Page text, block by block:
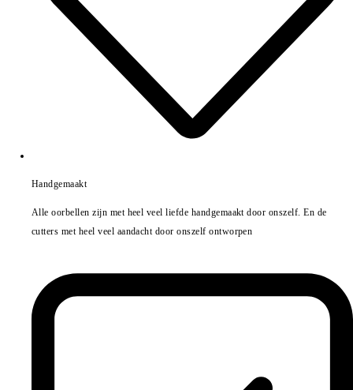
Handgemaakt
Alle oorbellen zijn met heel veel liefde handgemaakt door onszelf. En de
cutters met heel veel aandacht door onszelf ontworpen